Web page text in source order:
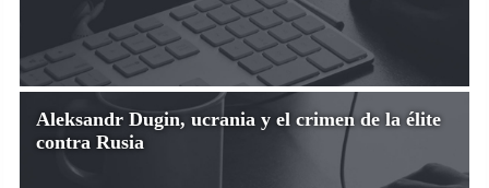
Aleksandr Dugin, ucrania y el crimen de la élite
contra Rusia